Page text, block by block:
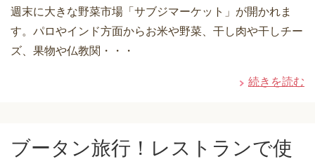
週末に大きな野菜市場「サブジマーケット」が開かれま
す。パロやインド方面からお米や野菜、干し肉や干しチー
ズ、果物や仏教関・・・
続きを読む
ブータン旅行！レストランで使